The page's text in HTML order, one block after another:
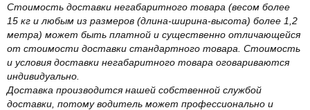
Стоимость доставки негабаритного товара (весом более
15 кг и любым из размеров (длина-ширина-высота) более 1,2
метра) может быть платной и существенно отличающейся
от стоимости доставки стандартного товара. Стоимость
и условия доставки негабаритного товара оговариваются
индивидуально.
Доставка производится нашей собственной службой
доставки, потому водитель может профессионально и